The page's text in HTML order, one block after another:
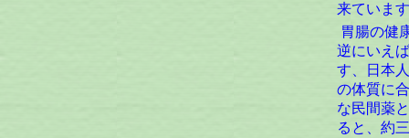
来ていま
胃腸の健
逆にいえ
す、日本
の体質に
な民間薬
ると、約